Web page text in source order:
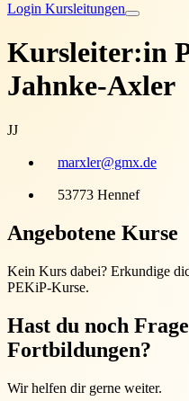
Login Kursleitungen
Kursleiter:in
Jahnke-Axler
JJ
marxler@gmx.de
53773 Hennef
Angebotene Kurse
Kein Kurs dabei? Erkundige
PEKiP-Kurse.
Hast du noch
Fortbildungen?
Wir helfen dir gerne weiter.